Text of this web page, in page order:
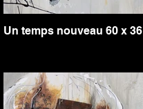
Un temps nouveau 60 x 36